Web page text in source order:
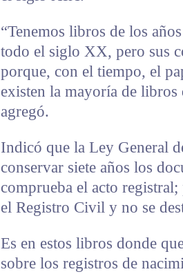
“Tenemos libros de los
todo el siglo XX, pero sus
porque, con el tiempo, el
existen la mayoría de libros
agregó.
Indicó que la Ley General
conservar siete años los
comprueba el acto
el Registro Civil y no se
Es en estos libros donde
sobre los registros de